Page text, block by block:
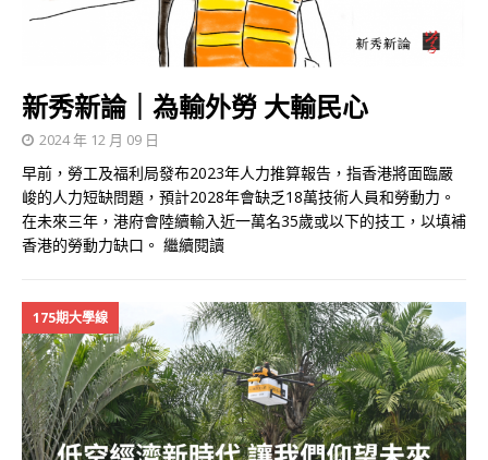
新秀新論｜為輸外勞 大輸民心
2024 年 12 月 09 日
早前，勞工及福利局發布2023年人力推算報告，指香港將面臨嚴
峻的人力短缺問題，預計2028年會缺乏18萬技術人員和勞動力。
在未來三年，港府會陸續輸入近一萬名35歲或以下的技工，以填補
香港的勞動力缺口。 繼續閱讀
175期大學線